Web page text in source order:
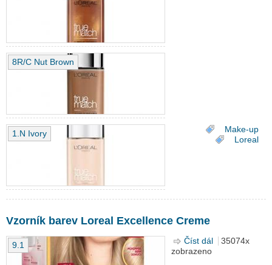
8R/C Nut Brown
1.N Ivory
Make-up
Loreal
Vzorník barev Loreal Excellence Creme
9.1 Číst dál
Vzorník barev
35074x
zobrazeno